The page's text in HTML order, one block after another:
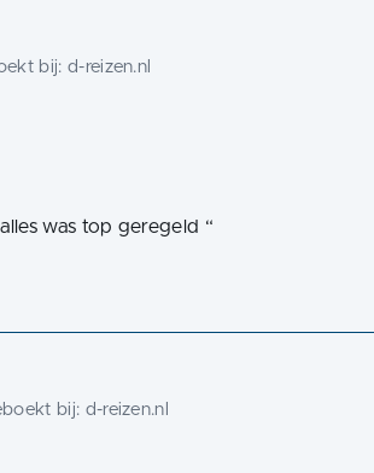
bij: d-reizen.nl
was top geregeld “
bij: d-reizen.nl